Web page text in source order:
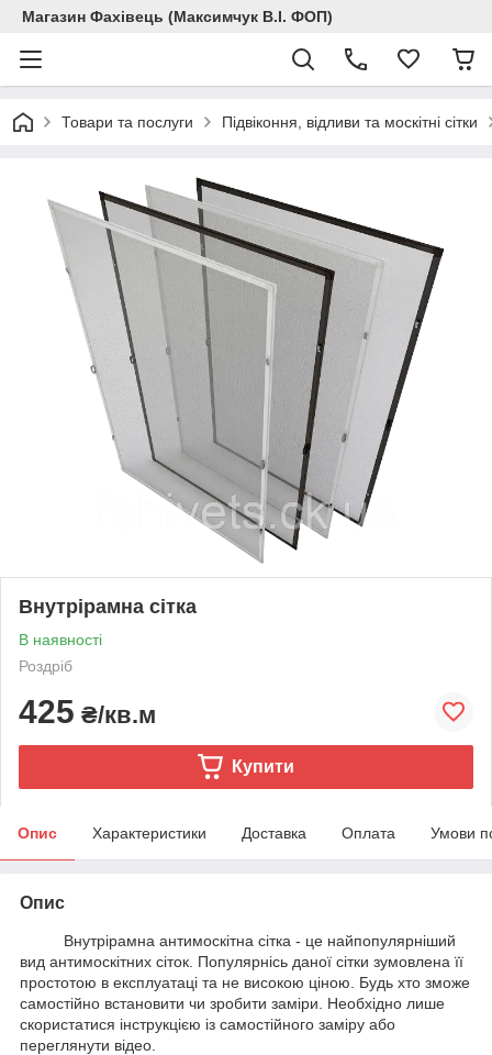
Магазин Фахівець (Максимчук В.І. ФОП)
Товари та послуги Підвіконня, відливи та москітні сітки
Внутрірамна сітка
В наявності
Роздріб
425 ₴/кв.м
Купити
Опис Характеристики Доставка Оплата Умови
Опис
Внутрірамна антимоскітна сітка - це найпопулярніший
вид антимоскітних сіток. Популярнісь даної сітки зумовлена її
простотою в експлуатаці та не високою ціною. Будь хто зможе
самостійно встановити чи зробити заміри. Необхідно лише
скористатися інструкцією із самостійного заміру або
переглянути відео.